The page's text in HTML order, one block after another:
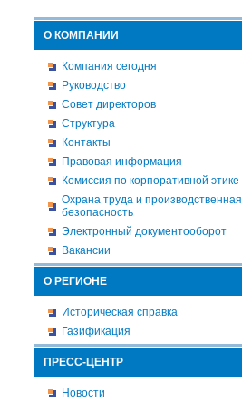
О КОМПАНИИ
Компания сегодня
Руководство
Совет директоров
Структура
Контакты
Правовая информация
Комиссия по корпоративной этике
Охрана труда и производственная
безопасность
Электронный документооборот
Вакансии
О РЕГИОНЕ
Историческая справка
Газификация
ПРЕСС-ЦЕНТР
Новости